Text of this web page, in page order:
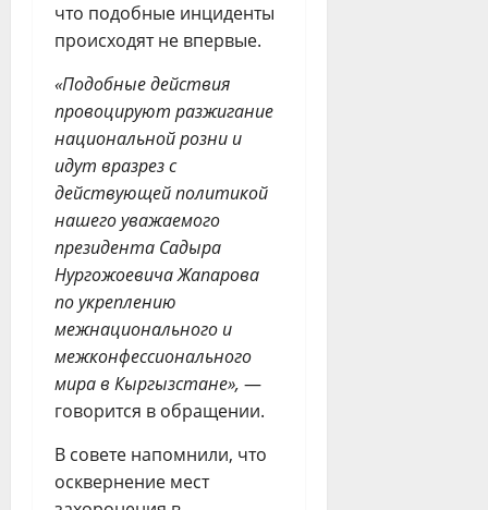
что подобные инциденты
происходят не впервые.
«Подобные действия
провоцируют разжигание
национальной розни и
идут вразрез с
действующей политикой
нашего уважаемого
президента Садыра
Нургожоевича Жапарова
по укреплению
межнационального и
межконфессионального
мира в Кыргызстане», —
говорится в обращении.
В совете напомнили, что
осквернение мест